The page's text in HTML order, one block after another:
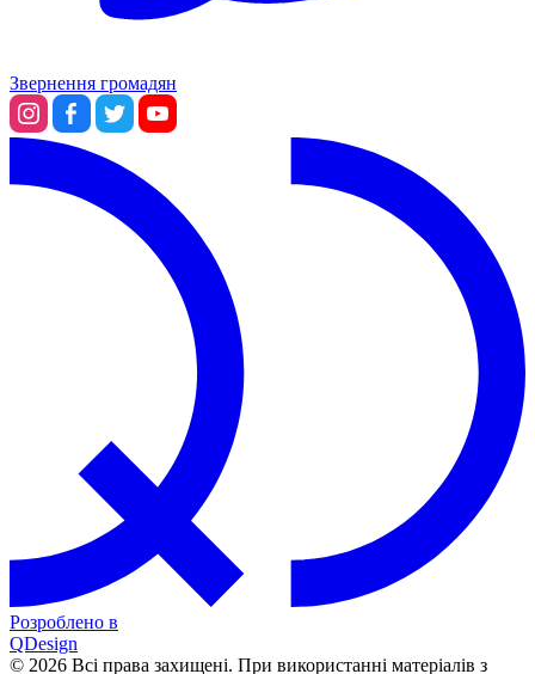
Звернення громадян
Розроблено в
QDesign
© 2026 Всі права захищені. При використанні матеріалів з